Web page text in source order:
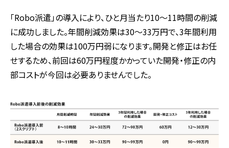
「Robo派遣」の導入により、ひと月当たり10～11時間の削減
に成功しました。年間削減効果は30〜33万円で、3年間利用
した場合の効果は100万円弱になります。開発と修正はお任
せするため、前回は60万円程度かかっていた開発・修正の内
部コストが今回は必要ありませんでした。